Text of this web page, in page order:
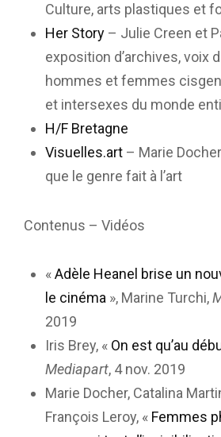
Culture, arts plastiques et
Her Story – Julie Creen et
exposition d’archives, voix
hommes et femmes
et intersexes du monde
H/F Bretagne
Visuelles.art – Marie
que le genre fait à l’art
Contenus – Vidéos
«Adèle Heanel brise un
le cinéma », Marine Turchi,
2019
Iris Brey, « On est qu’au
Mediapart, 4 nov. 2019
Marie Docher, Catalina
François Leroy, « Femmes